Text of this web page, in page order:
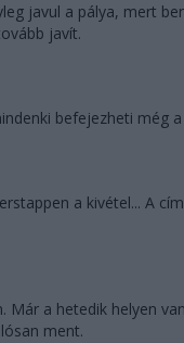
javul a pálya, mert
javít.
befejezheti még
a kivétel... A
Már a hetedik helyen
ment.